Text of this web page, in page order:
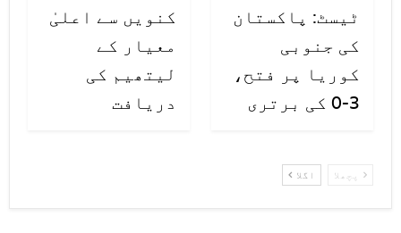
ٹیسٹ: پاکستان
کی جنوبی
کوریا پر فتح،
3-0 کی برتری
کنویں سے اعلیٰ
معیار کے
لیتھیم کی
دریافت
پچھلا اگلا